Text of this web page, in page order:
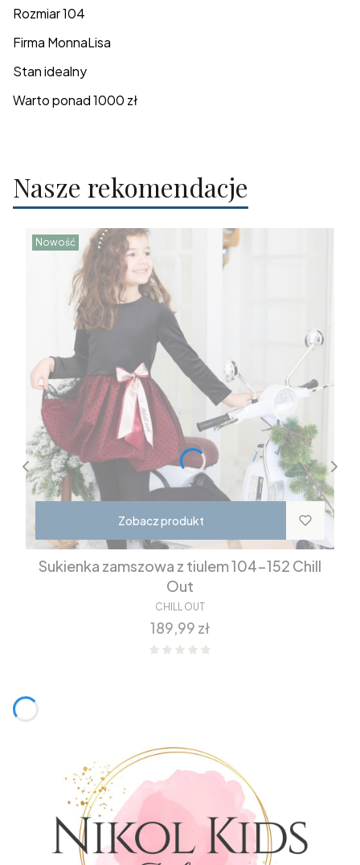
Rozmiar 104
Firma MonnaLisa
Stan idealny
Warto ponad 1000 zł
Nasze rekomendacje
Nowość
Zobacz produkt
Sukienka zamszowa z tiulem 104-152 Chill
Out
CHILL OUT
Cena
189,99 zł